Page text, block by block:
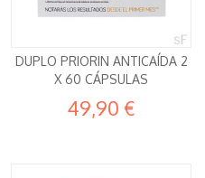
DUPLO PRIORIN ANTICAÍDA 2
X 60 CÁPSULAS
49,90 €